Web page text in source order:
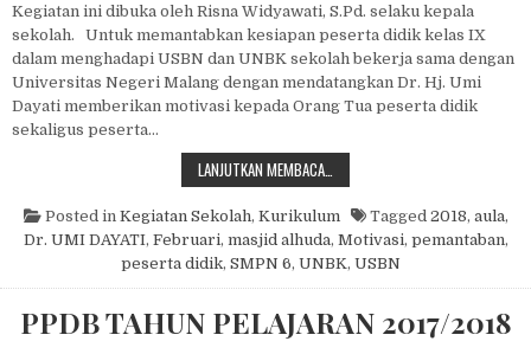
Kegiatan ini dibuka oleh Risna Widyawati, S.Pd. selaku kepala
sekolah. Untuk memantabkan kesiapan peserta didik kelas IX
dalam menghadapi USBN dan UNBK sekolah bekerja sama dengan
Universitas Negeri Malang dengan mendatangkan Dr. Hj. Umi
Dayati memberikan motivasi kepada Orang Tua peserta didik
sekaligus peserta…
LANJUTKAN MEMBACA…
Posted in Kegiatan Sekolah, Kurikulum Tagged 2018, aula,
Dr. UMI DAYATI, Februari, masjid alhuda, Motivasi, pemantaban,
peserta didik, SMPN 6, UNBK, USBN
PPDB TAHUN PELAJARAN 2017/2018